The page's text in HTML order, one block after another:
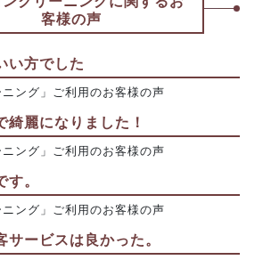
客様の声
い方でした
ニング」ご利用のお客様の声
綺麗になりました！
ニング」ご利用のお客様の声
す。
ニング」ご利用のお客様の声
サービスは良かった。